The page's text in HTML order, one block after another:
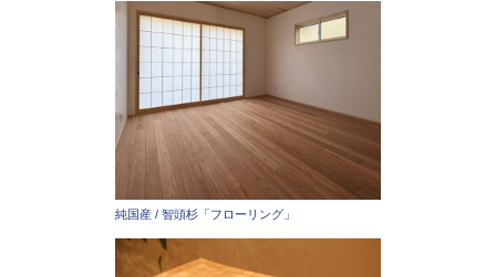
純国産 / 智頭杉「フローリング」